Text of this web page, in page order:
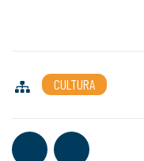
CULTURA